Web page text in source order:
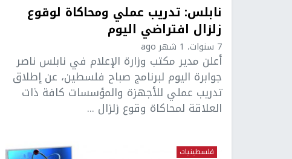
نابلس: تدريب عملي ومحاكاة لوقوع
زلزال افتراضي اليوم
7 سنوات، 1 شهر ago
أعلن مدير مكتب وزارة الإعلام في نابلس ناصر
جوابرة اليوم لبرنامج صباح فلسطين، عن إطلاق
تدريب عملي للأجهزة والمؤسسات كافة ذات
العلاقة لمحاكاة وقوع زلزال ...
فلسطينيات